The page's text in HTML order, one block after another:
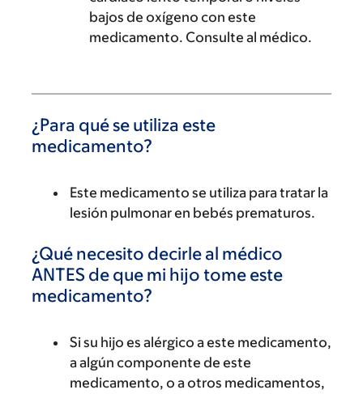
bajos de oxígeno con este
medicamento. Consulte al médico.
¿Para qué se utiliza este
medicamento?
Este medicamento se utiliza para tratar la
lesión pulmonar en bebés prematuros.
¿Qué necesito decirle al médico
ANTES de que mi hijo tome este
medicamento?
Si su hijo es alérgico a este medicamento,
a algún componente de este
medicamento, o a otros medicamentos,